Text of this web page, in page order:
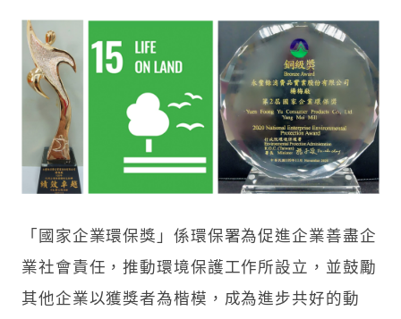
「國家企業環保獎」係環保署為促進企業善盡企
業社會責任，推動環境保護工作所設立，並鼓勵
其他企業以獲獎者為楷模，成為進步共好的動